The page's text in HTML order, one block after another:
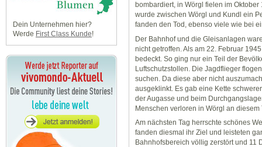
Dein Unternehmen hier?
Werde First Class Kunde!
bombardiert, in Wörgl fielen im
wurde zwischen Wörgl und Kundl ein
fanden den Tod, ebenso viele wie bei
Der Bahnhof und die Gleisanlagen
nicht getroffen. Als am 22. Februar
bedeckt. So ging nur ein Teil der
Luftschutzstollen. Die Jagdflieger
suchen. Da diese aber nicht
ausgeklinkt. Es gab eine Kette
der Augasse und beim
Menschen verloren in Wörgl an diesem
Am nächsten Tag herrschte schönes
fanden diesmal ihr Ziel und leisteten
Bahnhofsbereich völlig zerstört und 11